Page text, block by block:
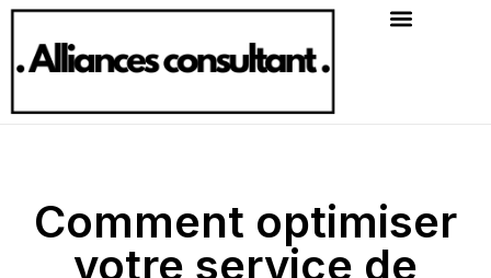
Comment optimiser
votre service de